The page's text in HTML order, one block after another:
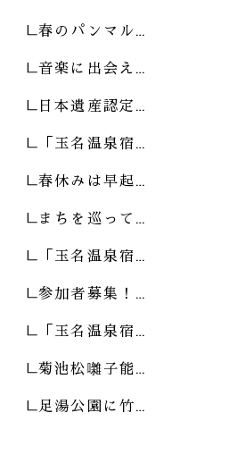
春のパンマル…
音楽に出会え…
日本遺産認定…
「玉名温泉宿…
春休みは早起…
まちを巡って…
「玉名温泉宿…
参加者募集！…
「玉名温泉宿…
菊池松囃子能…
足湯公園に竹…